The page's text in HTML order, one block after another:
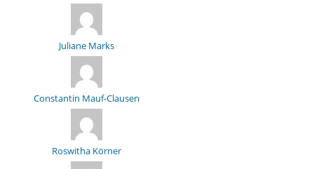
Juliane Marks
Constantin Mauf-Clausen
Roswitha Körner